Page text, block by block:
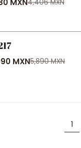
MXN4,406 MXN
OFF
MXN5,890 MXN
1